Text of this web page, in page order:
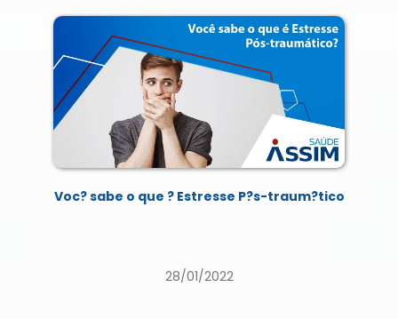
Voc? sabe o que ? Estresse P?s-traum?tico
28/01/2022